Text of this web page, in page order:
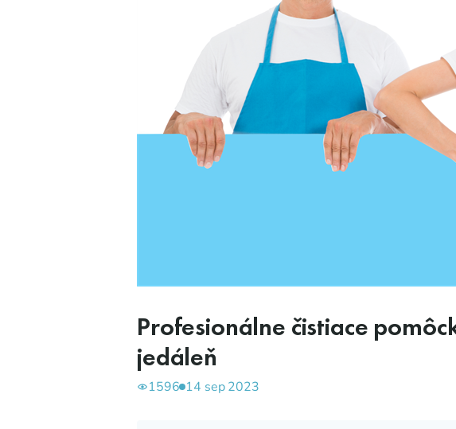
Profesionálne čistiace
jedáleň
1596 14 sep 2023